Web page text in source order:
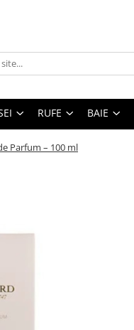
RUFE BAIE
Parfum – 100 ml